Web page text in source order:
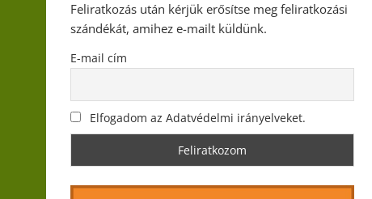
Feliratkozás után kérjük erősítse meg feliratkozási
szándékát, amihez e-mailt küldünk.
E-mail cím
Elfogadom az Adatvédelmi irányelveket.